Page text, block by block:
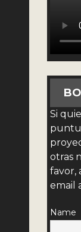
Si
otras
favor,
email
Name